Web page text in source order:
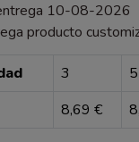
10-08-2026
producto
3 5
8,69 €